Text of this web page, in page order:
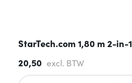
StarTech.com 1,80 m 2-in-
20,50 excl. BTW